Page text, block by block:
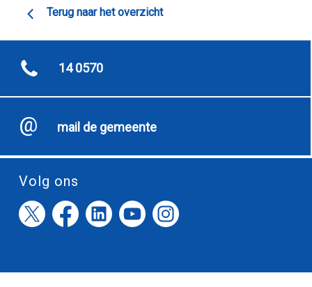
Terug naar het overzicht
14 0570
mail de gemeente
Volg ons